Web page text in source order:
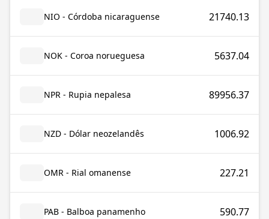
NIO - Córdoba nicaraguense 21740.13
NOK - Coroa norueguesa 5637.04
NPR - Rupia nepalesa 89956.37
NZD - Dólar neozelandês 1006.92
OMR - Rial omanense 227.21
PAB - Balboa panamenho 590.77